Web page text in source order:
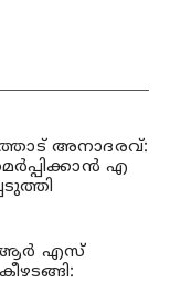
അനാദരവ്:
എ
ആര്‍ എസ്